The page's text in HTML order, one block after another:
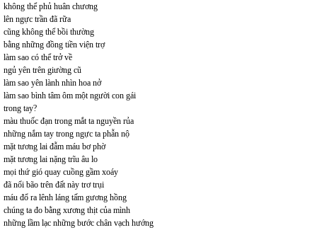
không thể phủ huân chương
lên ngực trần đã rữa
cũng không thể bồi thường
bằng những đồng tiền viện trợ
làm sao có thể trở về
ngủ yên trên giường cũ
làm sao yên lành nhìn hoa nở
làm sao bình tâm ôm một người con gái
trong tay?
màu thuốc đạn trong mắt ta nguyền rủa
những nắm tay trong ngực ta phẫn nộ
mặt tương lai đẫm máu bơ phờ
mặt tương lai nặng trĩu âu lo
mọi thứ gió quay cuồng gầm xoáy
đã nổi bão trên đất này trơ trụi
máu đổ ra lênh láng tấm gương hồng
chúng ta đo bằng xương thịt của mình
những lầm lạc những bước chân vạch hướng